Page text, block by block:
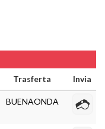
Trasferta Invia
BUENAONDA